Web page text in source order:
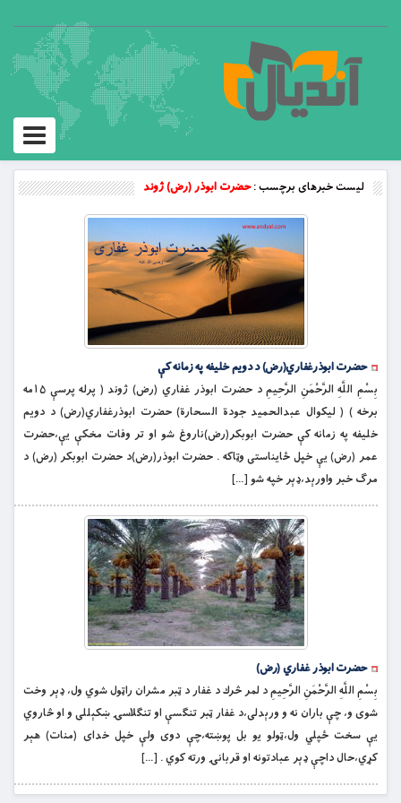
Toggle
لیست خبرهای برچسب :حضرت ابوذر (رض) ژوند
حضرت ابوذرغفاري(رض) د دويم خليفه په زمانه كې
بِسْمِ اللَّهِ الرَّحْمَنِ الرَّحِيمِ د حضرت ابوذر غفاري (رض) ژوند ( پرله پرسې ۱۵مه
برخه ) ( لیکوال عبدالحمید جودة السحارة) حضرت ابوذرغفاري(رض) د دويم
خليفه په زمانه كې حضرت ابوبكر(رض)ناروغ شو او تر وفات مخکې يې،حضرت
عمر (رض) يې خپل ځايناستى وټاكه . حضرت ابوذر(رض)د حضرت ابوبكر (رض) د
مرګ خبر واورېد،ډېر خپه شو […]
حضرت ابوذر غفاري (رض)
بِسْمِ اللَّهِ الرَّحْمَنِ الرَّحِيمِ د لمر څرك د غفار د ټبر مشران راټول شوي ول، ډېر وخت
شوى و، چې باران نه و ورېدلى،د غفار ټبر تنګسې او تنګلاسۍ ښکېللى و او څاروي
يې سخت ځپلي ول،ټولو يو بل پوښته،چې دوى ولې خپل خداى (منات) هېر
كړي،حال داچې ډېر عبادتونه او قربانۍ ورته كوي . […]